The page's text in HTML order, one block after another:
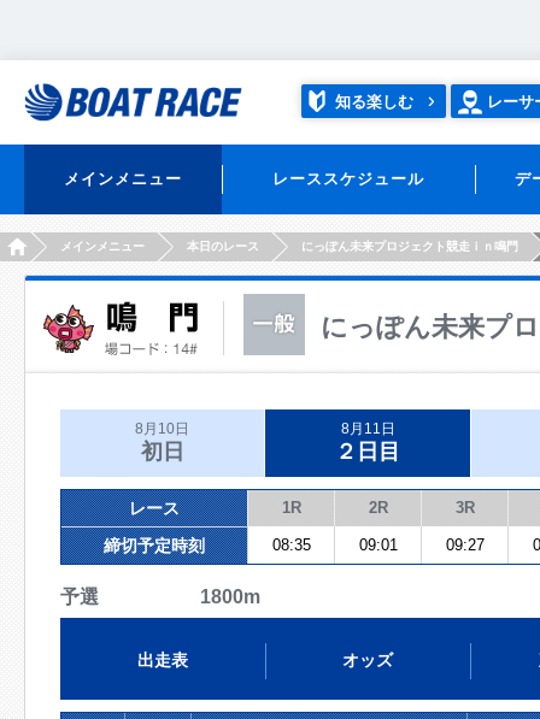
知る楽しむ レーサ
メインメニュー レーススケジュール デ
HOMEメインメニュー 本日のレース にっぽん未来プロジェクト競走ｉｎ鳴門
にっぽん未来プ
8月10日
初日
8月11日
２日目
レース 1R 2R 3R
締切予定時刻 08:35 09:01 09:27
予選 1800m
出走表 オッズ